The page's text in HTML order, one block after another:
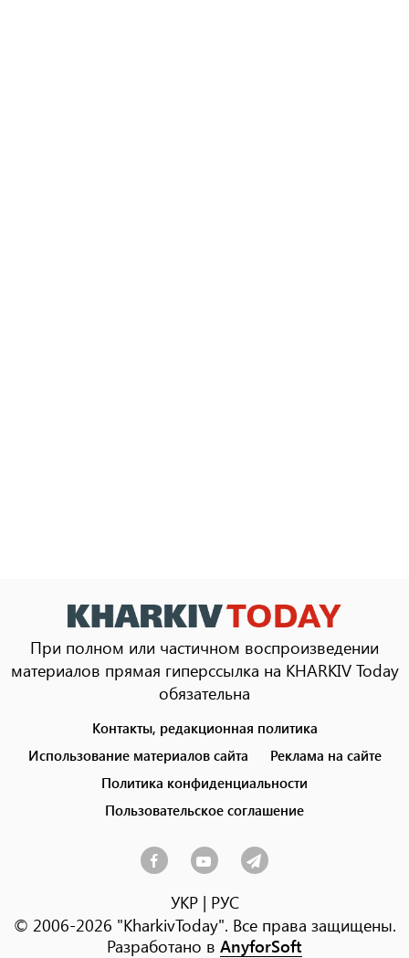
При полном или частичном воспроизведении
материалов прямая гиперссылка на KHARKIV Today
обязательна
menu
Контакты, редакционная политика
Использование материалов сайта
Реклама на сайте
Политика конфиденциальности
Пользовательское соглашение
УКР| РУС
© 2006-2026 "KharkivToday". Все права защищены.
Разработано в AnyforSoft